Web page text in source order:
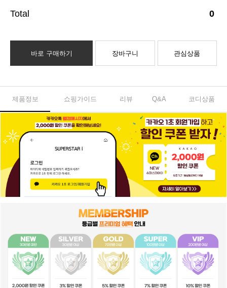
0
바로 구매하기 장바구니 관심상품
제품정보 쇼핑가이드 리뷰 Q&A 코디상품